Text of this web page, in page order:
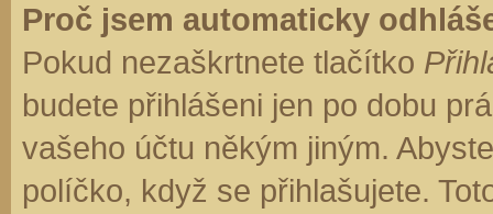
Proč jsem automaticky
Pokud nezaškrtnete tlačítko
budete přihlášeni jen po dobu
vašeho účtu někým jiným.
políčko, když se přihlašujete.